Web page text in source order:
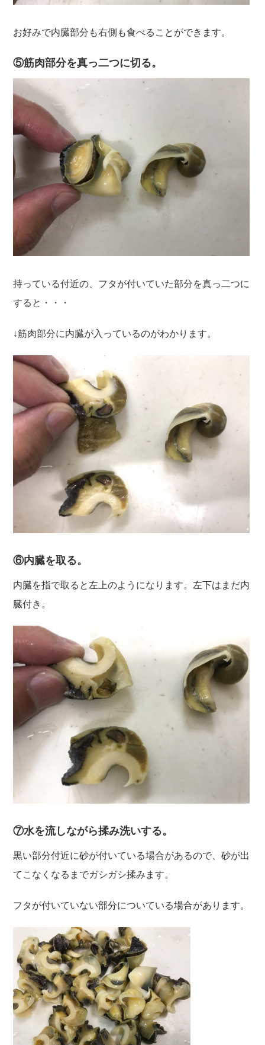
お好みで内臓部分も右側も食べることができます。
⑤筋肉部分を真っ二つに切る。
持っている付近の、フタが付いていた部分を真っ二つに
すると・・・
↓筋肉部分に内臓が入っているのがわかります。
⑥内臓を取る。
内臓を指で取ると左上のようになります。左下はまだ内
臓付き。
⑦水を流しながら揉み洗いする。
黒い部分付近に砂が付いている場合があるので、砂が出
てこなくなるまでガシガシ揉みます。
フタが付いていない部分についている場合があります。